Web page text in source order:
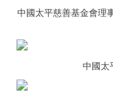
中國太平慈善基金會理
中國太